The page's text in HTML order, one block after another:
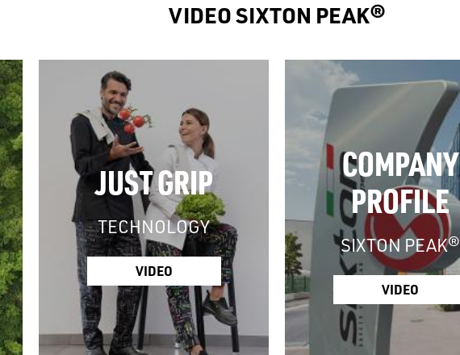
VIDEO SIXTON PEAK®
JUST GRIP
TECHNOLOGY
VIDEO
COMPANY
PROFILE
SIXTON PEAK®
VIDEO